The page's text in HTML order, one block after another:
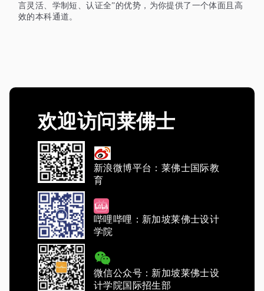
言灵活、学制短、认证全”的优势，为你提供了一个体面且高
效的本科通道。
欢迎访问莱佛士
新浪微博平台：莱佛士国际教
育
哔哩哔哩：新加坡莱佛士设计
学院
微信公众号：新加坡莱佛士设
计学院国际招生部